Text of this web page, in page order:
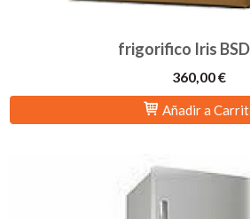
frigorifico Iris
360,00 €
Añadir a